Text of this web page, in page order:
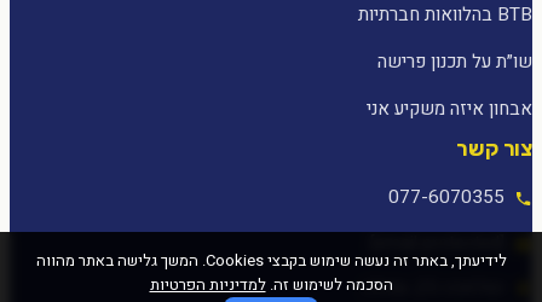
BTB בהלוואות חברתיות
שו״ת על תכנון פרישה
אבחון איזה משקיע אני
צור קשר
077-6070355
לידיעתך, באתר זה נעשה שימוש בקבצי Cookies. המשך גלישה באתר מהווה
הסכמה לשימוש זה.למדיניות הפרטיות